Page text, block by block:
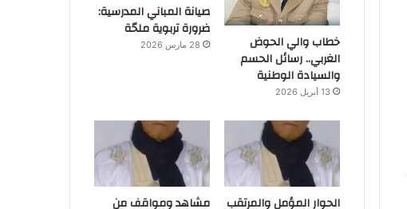
خطاب والي الحوض
الغربي.. رسائل الحسم
والسيادة الوطنية
13 أبريل 2026
صيانة المباني المدرسية:
ضرورة تربوية ملحّة
28 مارس 2026
الحوار المؤمل والمرتقب
مشاهد ومواقف من